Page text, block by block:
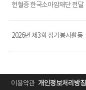
헌혈증 한국소아암재단 전달
2026년 제3회 정기봉사활동
이용약관 개인정보처리방침